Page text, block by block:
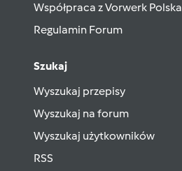
Współpraca z Vorwerk Polska
Regulamin Forum
Szukaj
Wyszukaj przepisy
Wyszukaj na forum
Wyszukaj użytkowników
RSS